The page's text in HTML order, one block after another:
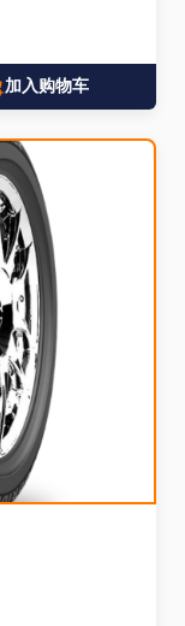
加入购物车